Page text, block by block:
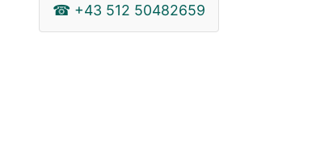
☎ +43 512 50482659